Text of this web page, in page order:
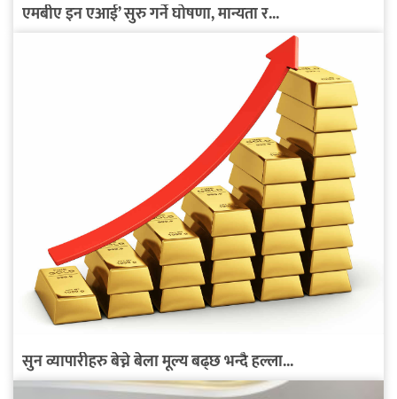
एमबीए इन एआई’ सुरु गर्ने घोषणा, मान्यता र...
सुन व्यापारीहरु बेच्ने बेला मूल्य बढ्छ भन्दै हल्ला...